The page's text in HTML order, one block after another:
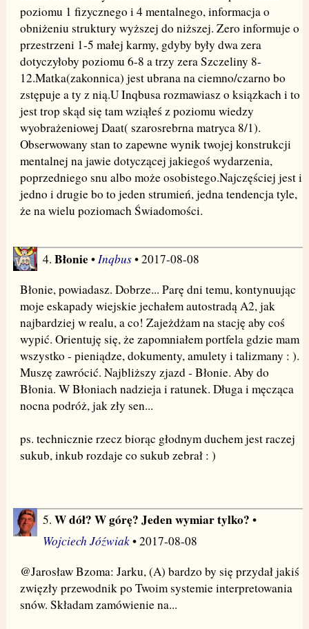
poziomu 1 fizycznego i 4 mentalnego, informacja o
obniżeniu struktury wyższej do niższej. Zero informuje o
przestrzeni 1-5 małej karmy, gdyby były dwa zera
dotyczyłoby poziomu 6-8 a trzy zera Szczeliny 8-
12.Matka(zakonnica) jest ubrana na ciemno/czarno bo
zstępuje a ty z nią.U Inqbusa rozmawiasz o ksiązkach i to
jest trop skąd się tam wziąłeś z poziomu wiedzy
wyobrażeniowej Daat( szarosrebrna matryca 8/1).
Obserwowany stan to zapewne wynik twojej konstrukcji
mentalnej na jawie dotyczącej jakiegoś wydarzenia,
poprzedniego snu albo może osobistego.Najczęściej jest i
jedno i drugie bo to jeden strumień, jedna tendencja tyle,
że na wielu poziomach Świadomości.
4. Błonie• Inqbus• 2017-08-08
Błonie, powiadasz. Dobrze... Parę dni temu, kontynuując
moje eskapady wiejskie jechałem autostradą A2, jak
najbardziej w realu, a co! Zajeżdżam na stację aby coś
wypić. Orientuję się, że zapomniałem portfela gdzie mam
wszystko - pieniądze, dokumenty, amulety i talizmany : ).
Muszę zawrócić. Najbliższy zjazd - Błonie. Aby do
Błonia. W Błoniach nadzieja i ratunek. Długa i męcząca
nocna podróż, jak zły sen...
ps. technicznie rzecz biorąc głodnym duchem jest raczej
sukub, inkub rozdaje co sukub zebrał : )
5. W dół? W górę? Jeden wymiar tylko? •
Wojciech Jóźwiak• 2017-08-08
@Jarosław Bzoma: Jarku, (A) bardzo by się przydał jakiś
zwięzły przewodnik po Twoim systemie interpretowania
snów. Składam zamówienie na...